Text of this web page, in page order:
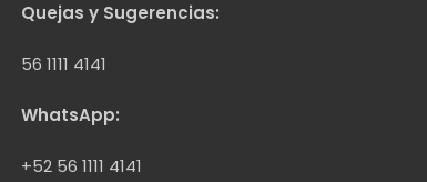
Quejas y Sugerencias:
56 1111 4141
WhatsApp:
+52 56 1111 4141